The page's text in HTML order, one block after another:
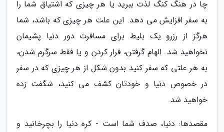
چا در هنگ کنگ لذت ببرید یا هر چیزی که اشتیاق شما را
به سفر افزایش می دهد. این علت هر چیزی که باشد، شما
هرگز از رزرو یک بلیط برای مسافرت دور دنیا پشیمان
نخواهید شد. الهام گرفتن، فرار کردن و یا فقط سرگرم شدن،
به هر علتی که سفر کنید بدون شکل از هر چیزی که در سفر
در خصوص دنیا و خودتان کشف می کنید، شگفت زده
خواهید شد.
مقصدها: دنیا، صدف شما است - کره دنیا را بچرخانید و